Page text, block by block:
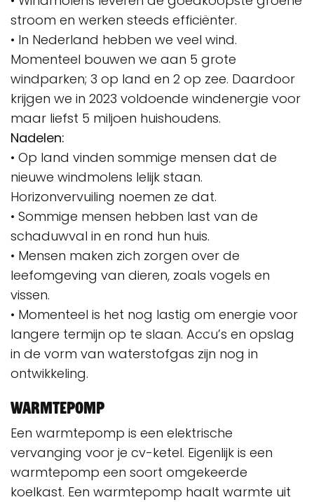
stroom en werken steeds efficiënter.
• In Nederland hebben we veel wind.
Momenteel bouwen we aan 5 grote
windparken; 3 op land en 2 op zee. Daardoor
krijgen we in 2023 voldoende windenergie voor
maar liefst 5 miljoen huishoudens.
Nadelen:
• Op land vinden sommige mensen dat de
nieuwe windmolens lelijk staan.
Horizonvervuiling noemen ze dat.
• Sommige mensen hebben last van de
schaduwval in en rond hun huis.
• Mensen maken zich zorgen over de
leefomgeving van dieren, zoals vogels en
vissen.
• Momenteel is het nog lastig om energie voor
langere termijn op te slaan. Accu’s en opslag
in de vorm van waterstofgas zijn nog in
ontwikkeling.
Warmtepomp
Een warmtepomp is een elektrische
vervanging voor je cv-ketel. Eigenlijk is een
warmtepomp een soort omgekeerde
koelkast. Een warmtepomp haalt warmte uit